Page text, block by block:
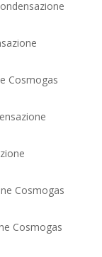
Cosmogas
Cosmogas
Cosmogas